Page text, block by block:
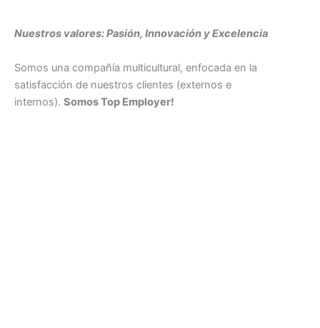
Nuestros valores: Pasión, Innovación y Excelencia
Somos una compañía multicultural, enfocada en la
satisfacción de nuestros clientes (externos e
internos). Somos Top Employer!